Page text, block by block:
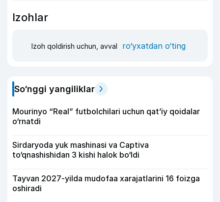
Izohlar
Izoh qoldirish uchun, avval ro‘yxatdan o‘ting
So‘nggi yangiliklar
Mourinyo “Real” futbolchilari uchun qat’iy qoidalar
o‘rnatdi
Sirdaryoda yuk mashinasi va Captiva
to‘qnashishidan 3 kishi halok bo‘ldi
Tayvan 2027-yilda mudofaa xarajatlarini 16 foizga
oshiradi